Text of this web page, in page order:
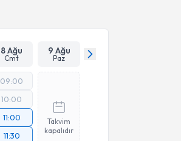
8 Ağu
Cmt
9 Ağu
Paz
09:00
10:00
11:00
11:30
Takvim
kapalıdır